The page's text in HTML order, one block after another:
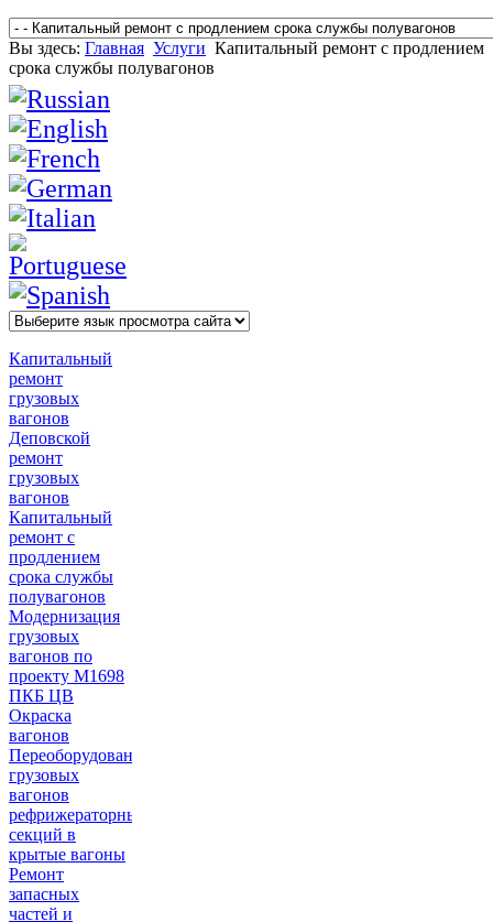
Вы здесь: Главная Услуги Капитальный ремонт с продлением
срока службы полувагонов
Капитальный
ремонт
грузовых
вагонов
Деповской
ремонт
грузовых
вагонов
Капитальный
ремонт с
продлением
срока службы
полувагонов
Модернизация
грузовых
вагонов по
проекту М1698
ПКБ ЦВ
Окраска
вагонов
Переоборудование
грузовых
вагонов
рефрижераторных
секций в
крытые вагоны
Ремонт
запасных
частей и